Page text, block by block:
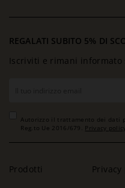
REGALATI SUBITO 5% DI
Iscriviti e rimani
Autorizzo il trattamento dei dati
Reg.to Ue 2016/679. Privacy
Prodotti